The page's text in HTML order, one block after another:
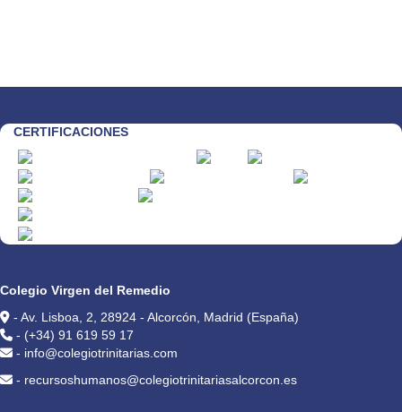
CERTIFICACIONES
Colegio Virgen del Remedio
- Av. Lisboa, 2, 28924 - Alcorcón, Madrid (España)
- (+34) 91 619 59 17
- info@colegiotrinitarias.com
- recursoshumanos@colegiotrinitariasalcorcon.es